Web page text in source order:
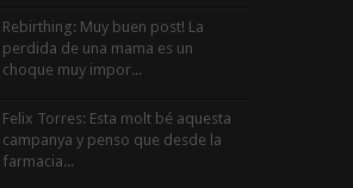
Rebirthing: Muy buen post! La
perdida de una mama es un
choque muy impor...
Felix Torres: Esta molt bé aquesta
campanya y penso que desde la
farmacia...